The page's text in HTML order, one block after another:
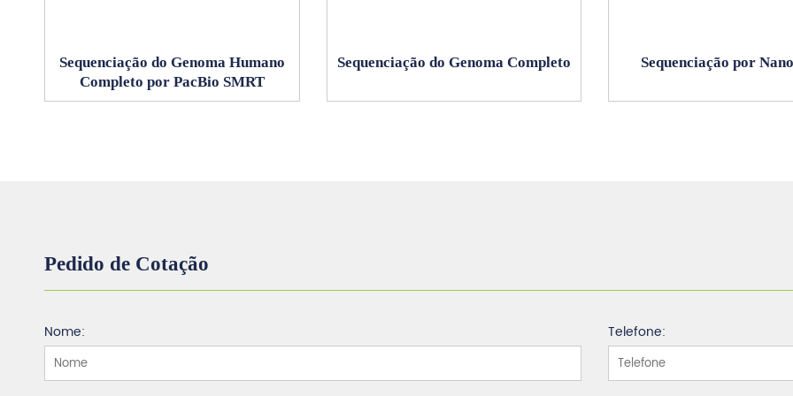
Sequenciação do Genoma Humano
Completo por PacBio SMRT
Sequenciação do Genoma Completo Sequenciação por
Pedido de Cotação
Nome: Telefone: